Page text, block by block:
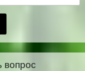
вопрос